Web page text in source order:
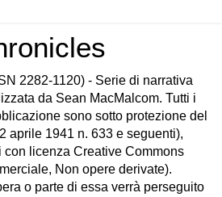
2282-1120) - Serie di narrativa
da Sean MacMalcom. Tutti i
sono sotto protezione del
aprile 1941 n. 633 e seguenti),
con licenza Creative Commons
Non opere derivate).
o parte di essa verrà perseguito